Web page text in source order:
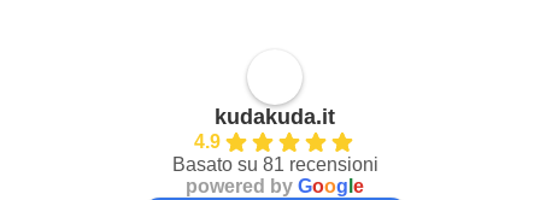
kudakuda.it
4.9
Basato su 81 recensioni
powered by Goog e